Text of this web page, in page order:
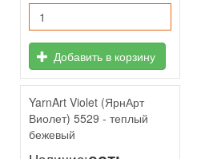
Добавить в корзину
YarnArt Violet (ЯрнАрт
Виолет) 5529 - теплый
бежевый